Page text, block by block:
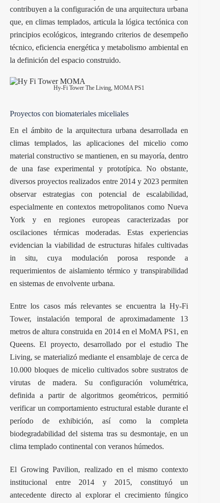
contribuyen a la configuración de una arquitectura urbana
que, en climas templados, articula la lógica tectónica con
principios ecológicos, integrando criterios de desempeño
técnico, eficiencia energética y metabolismo ambiental en
la definición del espacio construido.
Hy-Fi Tower The Living, MOMA PS1
Proyectos con biomateriales miceliales
En el ámbito de la arquitectura urbana desarrollada en
climas templados, las aplicaciones del micelio como
material constructivo se mantienen, en su mayoría, dentro
de una fase experimental y prototípica. No obstante,
diversos proyectos realizados entre 2014 y 2023 permiten
observar estrategias con potencial de escalabilidad,
especialmente en contextos metropolitanos como Nueva
York y en regiones europeas caracterizadas por
oscilaciones térmicas moderadas. Estas experiencias
evidencian la viabilidad de estructuras hifales cultivadas
in situ, cuya modulación porosa responde a
requerimientos de aislamiento térmico y transpirabilidad
en sistemas de envolvente urbana.
Entre los casos más relevantes se encuentra laHy-Fi
Tower, instalación temporal de aproximadamente 13
metros de altura construida en 2014 en el MoMA PS1, en
Queens. El proyecto, desarrollado por el estudio The
Living, se materializó mediante el ensamblaje de cerca de
10.000 bloques de micelio cultivados sobre sustratos de
virutas de madera. Su configuración volumétrica,
definida a partir de algoritmos geométricos, permitió
verificar un comportamiento estructural estable durante el
período de exhibición, así como la completa
biodegradabilidad del sistema tras su desmontaje, en un
clima templado continental con veranos húmedos.
El Growing Pavilion, realizado en el mismo contexto
institucional entre 2014 y 2015, constituyó un
antecedente directo al explorar el crecimiento fúngico